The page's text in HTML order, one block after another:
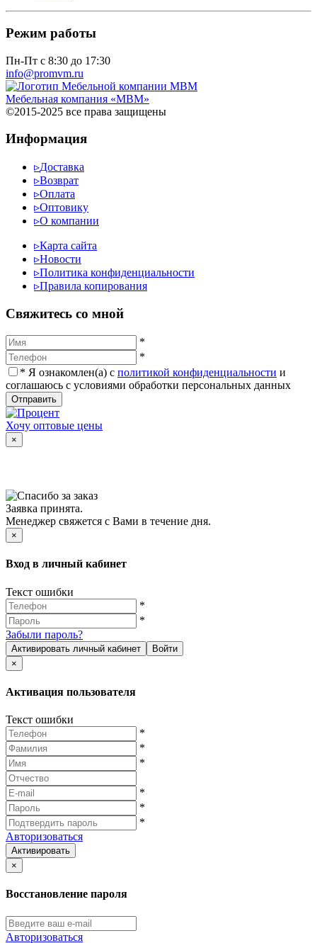
Режим работы
Пн-Пт с 8:30 до 17:30
info@promvm.ru
Мебельная компания «МВМ»
©2015-2025 все права защищены
Информация
▹Доставка
▹Возврат
▹Оплата
▹Оптовику
▹О компании
▹Карта сайта
▹Новости
▹Политика конфиденциальности
▹Правила копирования
Cвяжитесь со мной
*
*
* Я ознакомлен(а) с политикой конфиденциальности и
соглашаюсь с условиями обработки персональных данных
Отправить
Хочу оптовые цены
×
Заявка принята.
Менеджер свяжется с Вами в течение дня.
×
Вход в личный кабинет
Текст ошибки
*
*
Забыли пароль?
Активировать личный кабинет
Войти
×
Активация пользователя
Текст ошибки
*
*
*
*
*
*
Авторизоваться
Активировать
×
Восстановление пароля
Авторизоваться